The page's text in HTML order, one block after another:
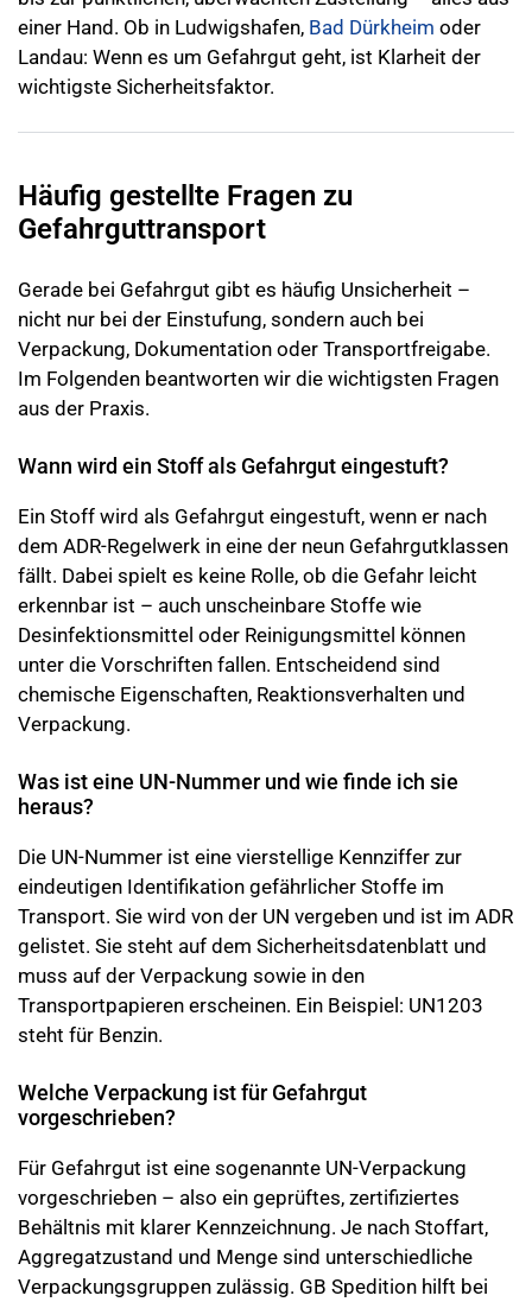
einer Hand. Ob in Ludwigshafen, Bad Dürkheim oder
Landau: Wenn es um Gefahrgut geht, ist Klarheit der
wichtigste Sicherheitsfaktor.
Häufig gestellte Fragen zu
Gefahrguttransport
Gerade bei Gefahrgut gibt es häufig Unsicherheit –
nicht nur bei der Einstufung, sondern auch bei
Verpackung, Dokumentation oder Transportfreigabe.
Im Folgenden beantworten wir die wichtigsten Fragen
aus der Praxis.
Wann wird ein Stoff als Gefahrgut eingestuft?
Ein Stoff wird als Gefahrgut eingestuft, wenn er nach
dem ADR-Regelwerk in eine der neun Gefahrgutklassen
fällt. Dabei spielt es keine Rolle, ob die Gefahr leicht
erkennbar ist – auch unscheinbare Stoffe wie
Desinfektionsmittel oder Reinigungsmittel können
unter die Vorschriften fallen. Entscheidend sind
chemische Eigenschaften, Reaktionsverhalten und
Verpackung.
Was ist eine UN-Nummer und wie finde ich sie
heraus?
Die UN-Nummer ist eine vierstellige Kennziffer zur
eindeutigen Identifikation gefährlicher Stoffe im
Transport. Sie wird von der UN vergeben und ist im ADR
gelistet. Sie steht auf dem Sicherheitsdatenblatt und
muss auf der Verpackung sowie in den
Transportpapieren erscheinen. Ein Beispiel: UN1203
steht für Benzin.
Welche Verpackung ist für Gefahrgut
vorgeschrieben?
Für Gefahrgut ist eine sogenannte UN-Verpackung
vorgeschrieben – also ein geprüftes, zertifiziertes
Behältnis mit klarer Kennzeichnung. Je nach Stoffart,
Aggregatzustand und Menge sind unterschiedliche
Verpackungsgruppen zulässig. GB Spedition hilft bei